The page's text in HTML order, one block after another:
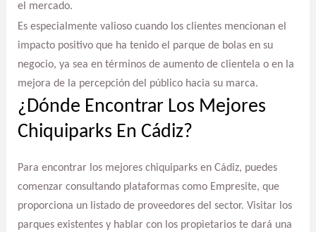
el mercado.
Es especialmente valioso cuando los clientes mencionan el
impacto positivo que ha tenido el parque de bolas en su
negocio, ya sea en términos de aumento de clientela o en la
mejora de la percepción del público hacia su marca.
¿Dónde Encontrar Los Mejores
Chiquiparks En Cádiz?
Para encontrar los mejores chiquiparks en Cádiz, puedes
comenzar consultando plataformas como Empresite, que
proporciona un listado de proveedores del sector. Visitar los
parques existentes y hablar con los propietarios te dará una